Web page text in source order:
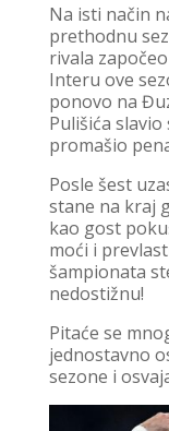
Na isti način
prethodnu
rivala
Interu ove
ponovo na
Pulišića
promašio
Posle šest
stane na kraj
kao gost
moći i
šampionata
nedostižnu!
Pitaće se
jednostavno
sezone i